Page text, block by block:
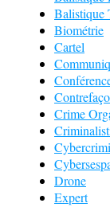
Balistique
Biométrie
Cartel
Crime
Drone
Expert